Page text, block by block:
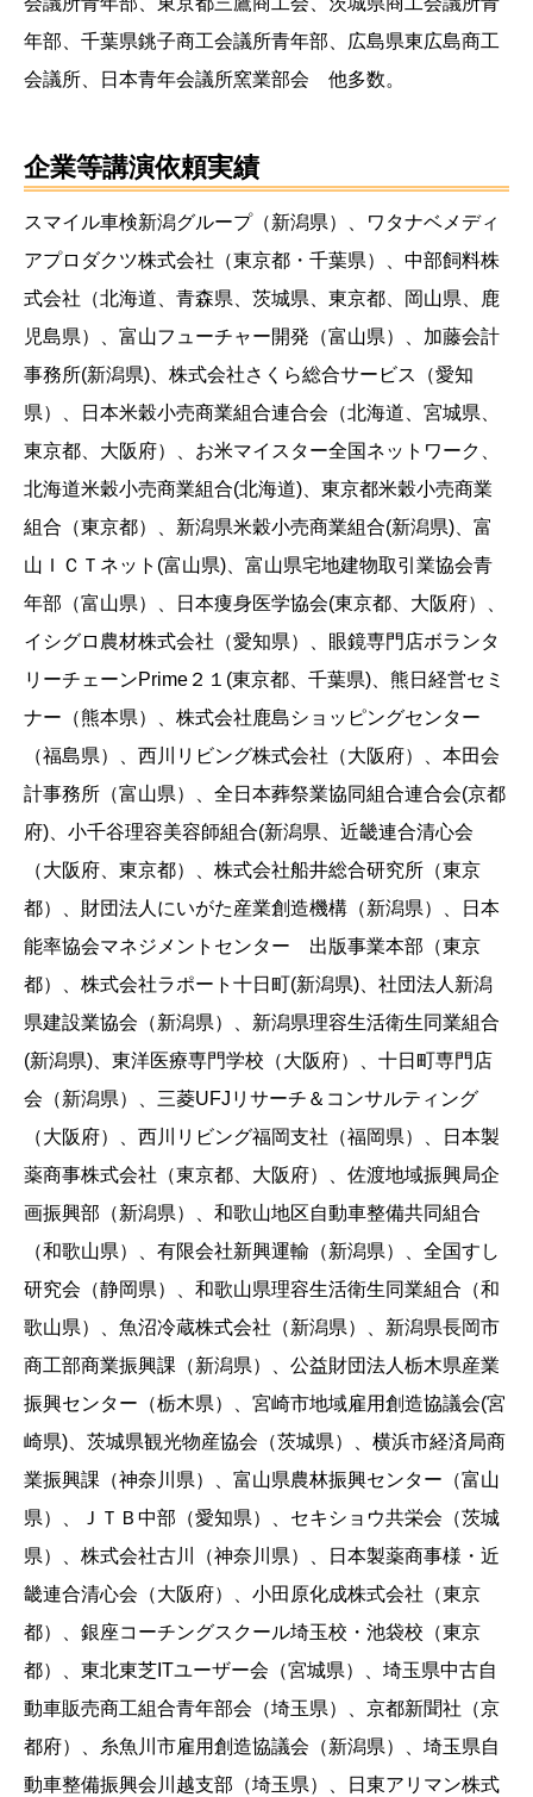
年部、千葉県銚子商工会議所青年部、広島県東広島商工
会議所、日本青年会議所窯業部会 他多数。
企業等講演依頼実績
スマイル車検新潟グループ（新潟県）、ワタナベメディ
アプロダクツ株式会社（東京都・千葉県）、中部飼料株
式会社（北海道、青森県、茨城県、東京都、岡山県、鹿
児島県）、富山フューチャー開発（富山県）、加藤会計
事務所(新潟県)、株式会社さくら総合サービス（愛知
県）、日本米穀小売商業組合連合会（北海道、宮城県、
東京都、大阪府）、お米マイスター全国ネットワーク、
北海道米穀小売商業組合(北海道)、東京都米穀小売商業
組合（東京都）、新潟県米穀小売商業組合(新潟県)、富
山ＩＣＴネット(富山県)、富山県宅地建物取引業協会青
年部（富山県）、日本痩身医学協会(東京都、大阪府）、
イシグロ農材株式会社（愛知県）、眼鏡専門店ボランタ
リーチェーンPrime２１(東京都、千葉県)、熊日経営セミ
ナー（熊本県）、株式会社鹿島ショッピングセンター
（福島県）、西川リビング株式会社（大阪府）、本田会
計事務所（富山県）、全日本葬祭業協同組合連合会(京都
府)、小千谷理容美容師組合(新潟県、近畿連合清心会
（大阪府、東京都）、株式会社船井総合研究所（東京
都）、財団法人にいがた産業創造機構（新潟県）、日本
能率協会マネジメントセンター 出版事業本部（東京
都）、株式会社ラポート十日町(新潟県)、社団法人新潟
県建設業協会（新潟県）、新潟県理容生活衛生同業組合
(新潟県)、東洋医療専門学校（大阪府）、十日町専門店
会（新潟県）、三菱UFJリサーチ＆コンサルティング
（大阪府）、西川リビング福岡支社（福岡県）、日本製
薬商事株式会社（東京都、大阪府）、佐渡地域振興局企
画振興部（新潟県）、和歌山地区自動車整備共同組合
（和歌山県）、有限会社新興運輸（新潟県）、全国すし
研究会（静岡県）、和歌山県理容生活衛生同業組合（和
歌山県）、魚沼冷蔵株式会社（新潟県）、新潟県長岡市
商工部商業振興課（新潟県）、公益財団法人栃木県産業
振興センター（栃木県）、宮崎市地域雇用創造協議会(宮
崎県)、茨城県観光物産協会（茨城県）、横浜市経済局商
業振興課（神奈川県）、富山県農林振興センター（富山
県）、ＪＴＢ中部（愛知県）、セキショウ共栄会（茨城
県）、株式会社古川（神奈川県）、日本製薬商事様・近
畿連合清心会（大阪府）、小田原化成株式会社（東京
都）、銀座コーチングスクール埼玉校・池袋校（東京
都）、東北東芝ITユーザー会（宮城県）、埼玉県中古自
動車販売商工組合青年部会（埼玉県）、京都新聞社（京
都府）、糸魚川市雇用創造協議会（新潟県）、埼玉県自
動車整備振興会川越支部（埼玉県）、日東アリマン株式